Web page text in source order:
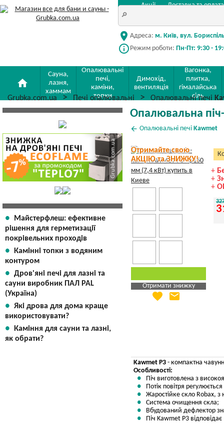
Акції Доставка та оплата
location_on Адреса: м. Київ, вул.
info_outline Режим роботи: Пн-Пт: 9:30 -
home
Сауна,
лазня,
хаммам
Опалювальні
печі,
каміни,
топки
Димохід,
вентиляція
Вагонка,
плитка,
гімалайська
сіль
Grubka.com.ua Печі опалювальні Опалювальні печі
Майстерфлеш: ефективне
рішення для герметизації
покрівельних проходів
Камінні топки з водяним
контуром
Дров'яні печі для лазні та
сауни виробник ПАЛ PAL
(Україна)
Які дрова для дома краще
використовувати?
Каміння для сауни та лазні,
як обрати?
Опалювальна
arrow_back Опалювальні печі Kawmet
Отримайте свою
АКЦІЮ та ЗНИЖКУ!
Отримати знижку
Яка Ваша ціна
favorite email
+
+
+
Kawmet P3 - компактна
Особливості:
Піч виготовлена з
Потік повітря
Жаростійке скло Robax,
Система очищення скла;
Вбудований дефлектор
Піч Kawmet P3